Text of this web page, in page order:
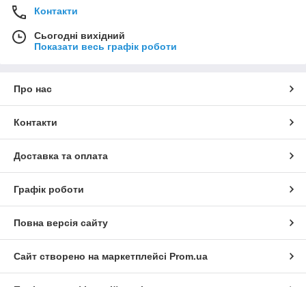
Контакти
Сьогодні вихідний
Показати весь графік роботи
Про нас
Контакти
Доставка та оплата
Графік роботи
Повна версія сайту
Сайт створено на маркетплейсі Prom.ua